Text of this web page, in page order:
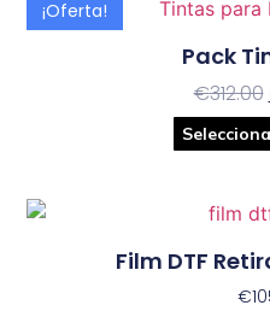
¡Oferta!
Pack
€312.00
Film DTF
€